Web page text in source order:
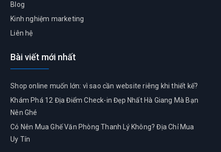
Blog
Kinh nghiệm marketing
Liên hệ
Bài viết mới nhất
Shop online muốn lớn: vì sao cần website riêng khi thiết kế?
Khám Phá 12 Địa Điểm Check-in Đẹp Nhất Hà Giang Mà Bạn
Nên Ghé
Có Nên Mua Ghế Văn Phòng Thanh Lý Không? Địa Chỉ Mua
Uy Tín